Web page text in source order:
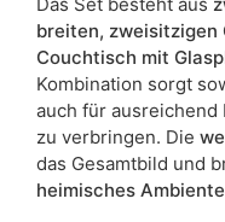
Das Set besteht aus
breiten, zweisitzigen
Couchtisch mit
Kombination sorgt
auch für ausreichend
zu verbringen. Die
das Gesamtbild und
heimisches Ambiente